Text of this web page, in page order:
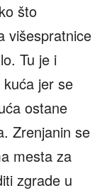
što
višespratnice
Tu je i
jer se
ostane
Zrenjanin se
mesta za
zgrade u